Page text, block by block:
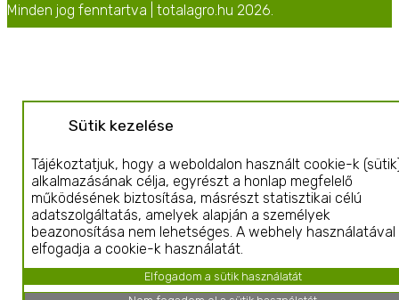
Minden jog fenntartva | totalagro.hu 2026.
Sütik kezelése
Tájékoztatjuk, hogy a weboldalon használt cookie-k
alkalmazásának célja, egyrészt a honlap megfelelő
működésének biztosítása, másrészt statisztikai célú
adatszolgáltatás, amelyek alapján a személyek
beazonosítása nem lehetséges. A webhely használatával
elfogadja a cookie-k használatát.
Elfogadom a sütik használatát